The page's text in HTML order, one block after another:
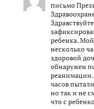
письмо
ребенка. Мой
несколько
здоровой
обнаружен
часов
но так и не
что с